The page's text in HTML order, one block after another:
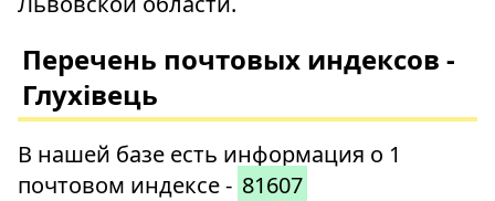
Перечень почтовых индексов -
Глухівець
В нашей базе есть информация о 1
почтовом индексе - 81607